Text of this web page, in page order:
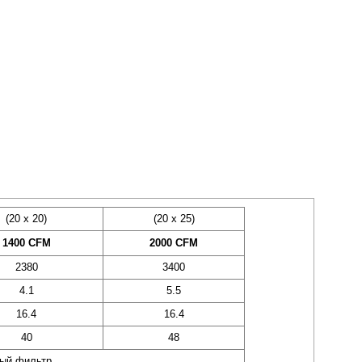
(20 х 20)
(20 х 25)
1400 CFM
2000 CFM
2380
3400
4.1
5.5
16.4
16.4
40
48
совместно с нагревающей или
Воздух, проходя через
вытяжной системы вентиляции.